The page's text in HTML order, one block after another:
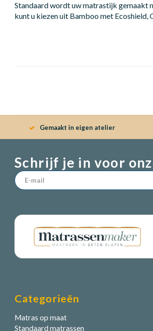
Standaard wordt uw matrastijk gemaakt
kunt u kiezen uit Bamboo met Ecoshield,
Gemaakt in eigen atelier
Schrijf je in voor
Categorieën
Matras op maat
Standaard matrassen